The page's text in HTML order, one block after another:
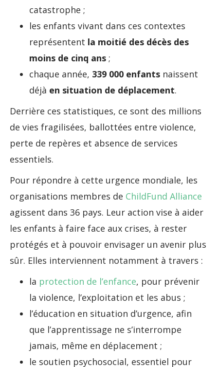
catastrophe ;
les enfants vivant dans ces contextes
représentent la moitié des décès des
moins de cinq ans ;
chaque année, 339 000 enfants naissent
déjà en situation de déplacement.
Derrière ces statistiques, ce sont des millions
de vies fragilisées, ballottées entre violence,
perte de repères et absence de services
essentiels.
Pour répondre à cette urgence mondiale, les
organisations membres de ChildFund Alliance
agissent dans 36 pays. Leur action vise à aider
les enfants à faire face aux crises, à rester
protégés et à pouvoir envisager un avenir plus
sûr. Elles interviennent notamment à travers :
la protection de l’enfance, pour prévenir
la violence, l’exploitation et les abus ;
l’éducation en situation d’urgence, afin
que l’apprentissage ne s’interrompe
jamais, même en déplacement ;
le soutien psychosocial, essentiel pour